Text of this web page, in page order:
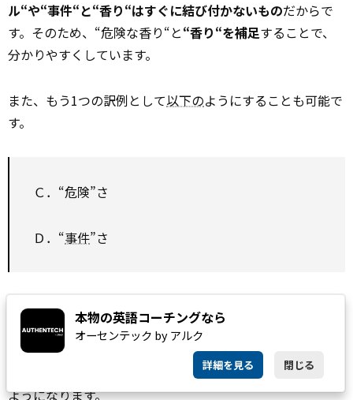
ル“や“事件“と“香り“はすぐに結び付かないものだからで
す。そのため、“危険な香り“と“香り“を補足することで、
分かりやすくしています。
また、もう1つの訳例として以下のようにすることも可能で
す。
Ｃ．“危険”さ
Ｄ．“事件”さ
このように“ ”で括ることで、その言葉が
め、視聴者のほうで“香り”をイメージしやすくなります。
少しレベルの高い話ですが、このように“ ”などの記号を
上手に活用すると、短い字数でしっかり原意を伝えられる
ようになります。
本物の英語コーチングなら
オーセンテック by アルク
詳細を見る 閉じる